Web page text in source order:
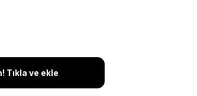
Tıkla ve ekle